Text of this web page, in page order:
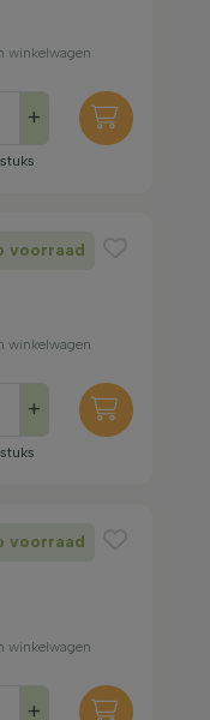
winkelwagen
+
voorraad
winkelwagen
+
voorraad
winkelwagen
+